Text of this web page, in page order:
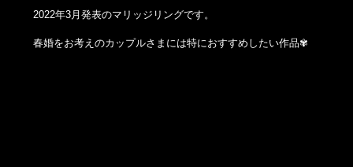
2022年3月発表のマリッジリングです。
春婚をお考えのカップルさまには特におすすめしたい作品✾